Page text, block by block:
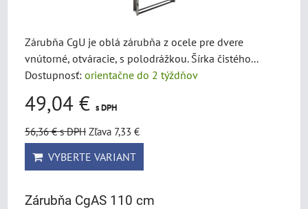
Zárubňa CgU je oblá zárubňa z ocele pre dvere
vnútorné, otváracie, s polodrážkou. Šírka čistého...
Dostupnosť: orientačne do 2 týždňov
49,04 € s DPH
56,36 €s DPH Zľava 7,33 €
VYBERTE VARIANT
Zárubňa CgAS 110 cm